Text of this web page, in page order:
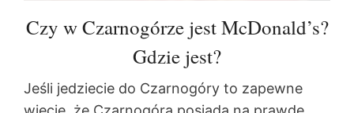
Czy w Czarnogórze jest McDonald’s?
Gdzie jest?
Jeśli jedziecie do Czarnogóry to zapewne